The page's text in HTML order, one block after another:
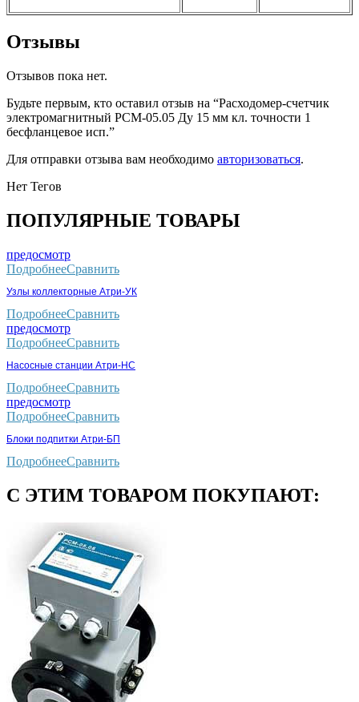
Отзывы
Отзывов пока нет.
Будьте первым, кто оставил отзыв на “Расходомер-счетчик
электромагнитный РСМ-05.05 Ду 15 мм кл. точности 1
бесфланцевое исп.”
Для отправки отзыва вам необходимо авторизоваться.
Нет Тегов
ПОПУЛЯРНЫЕ ТОВАРЫ
предосмотр
ПодробнееСравнить
Узлы коллекторные Атри-УК
ПодробнееСравнить
предосмотр
ПодробнееСравнить
Насосные станции Атри-НС
ПодробнееСравнить
предосмотр
ПодробнееСравнить
Блоки подпитки Атри-БП
ПодробнееСравнить
С ЭТИМ ТОВАРОМ ПОКУПАЮТ: